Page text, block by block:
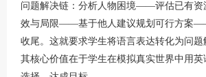
问题解决链：分析人物困境——评估已有资
效与局限——基于他人建议规划可行方案
收尾。这就要求学生将语言表达转化为问题
其核心价值在于学生在模拟真实世界中用